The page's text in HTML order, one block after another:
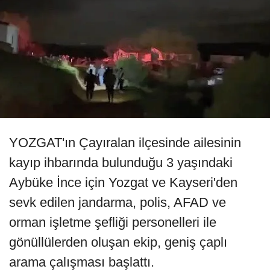
YOZGAT'ın Çayıralan ilçesinde ailesinin
kayıp ihbarında bulunduğu 3 yaşındaki
Aybüke İnce için Yozgat ve Kayseri'den
sevk edilen jandarma, polis, AFAD ve
orman işletme şefliği personelleri ile
gönüllülerden oluşan ekip, geniş çaplı
arama çalışması başlattı.